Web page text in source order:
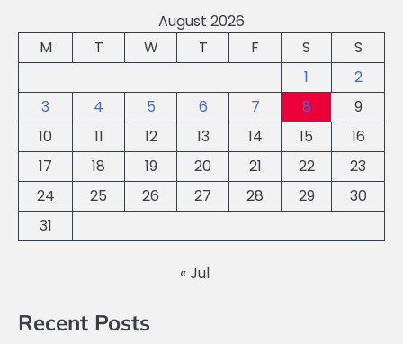
August 2026
M
T W T F S
S
1
2
3
4 5 6 7 8
9
10
11 12 13 14 15
16
17
18 19 20 21 22
23
24
25 26 27 28 29
30
31
« Jul
Recent Posts